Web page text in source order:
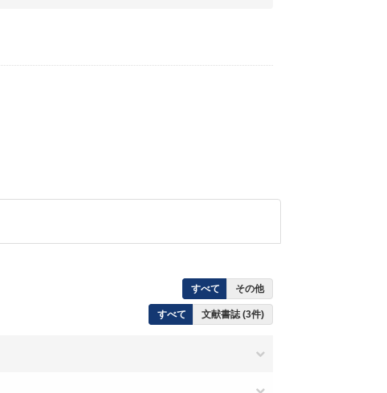
すべて その他
すべて 文献書誌 (3件)